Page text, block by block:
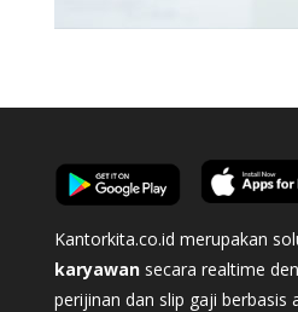
Kantorkita.co.id merupakan
karyawan secara realtime
perijinan dan slip gaji berbasis